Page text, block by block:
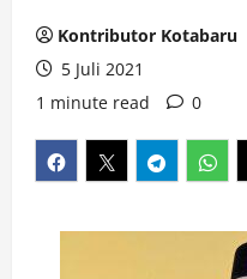
Kontributor Kotabaru
5 Juli 2021
1 minute read
0